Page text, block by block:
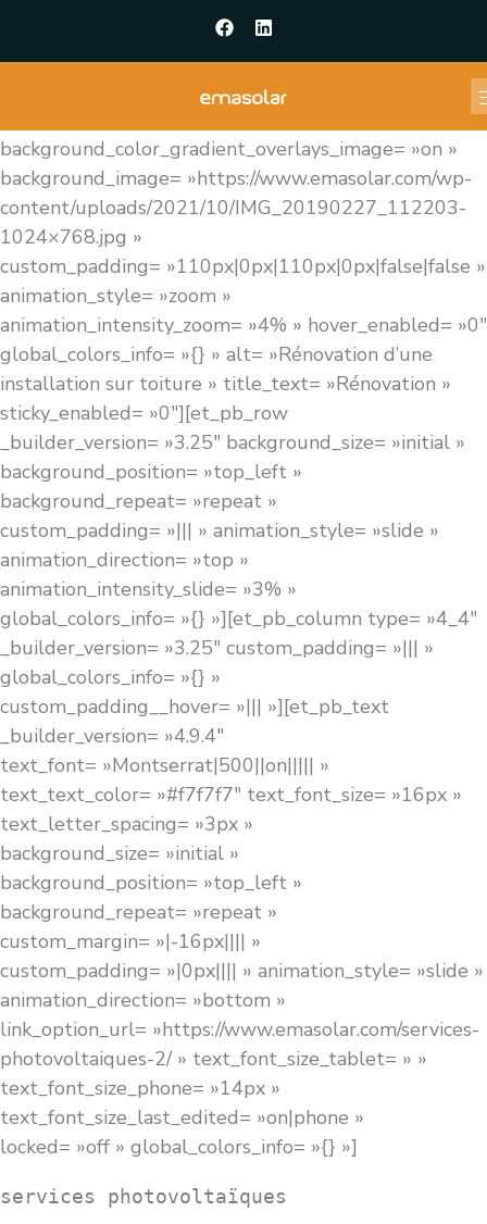
_builder_version= »4.14.3″
use_background_color_gradient= »on »
background_color_gradient_start= »rgba(0,0,0,0.6) »
background_color_gradient_overlays_image= »on »
background_image= »https://www.emasolar.com/wp-
content/uploads/2021/10/IMG_20190227_112203-
1024×768.jpg »
custom_padding= »110px|0px|110px|0px|false|false »
animation_style= »zoom »
animation_intensity_zoom= »4% » hover_enabled= »0″
global_colors_info= »{} » alt= »Rénovation d’une
installation sur toiture » title_text= »Rénovation »
sticky_enabled= »0″][et_pb_row
_builder_version= »3.25″ background_size= »initial »
background_position= »top_left »
background_repeat= »repeat »
custom_padding= »||| » animation_style= »slide »
animation_direction= »top »
animation_intensity_slide= »3% »
global_colors_info= »{} »][et_pb_column type= »4_4″
_builder_version= »3.25″ custom_padding= »||| »
global_colors_info= »{} »
custom_padding__hover= »||| »][et_pb_text
_builder_version= »4.9.4″
text_font= »Montserrat|500||on||||| »
text_text_color= »#f7f7f7″ text_font_size= »16px »
text_letter_spacing= »3px »
background_size= »initial »
background_position= »top_left »
background_repeat= »repeat »
custom_margin= »|-16px|||| »
custom_padding= »|0px|||| » animation_style= »slide »
animation_direction= »bottom »
link_option_url= »https://www.emasolar.com/services-
photovoltaiques-2/ » text_font_size_tablet= » »
text_font_size_phone= »14px »
text_font_size_last_edited= »on|phone »
locked= »off » global_colors_info= »{} »]
services photovoltaïques